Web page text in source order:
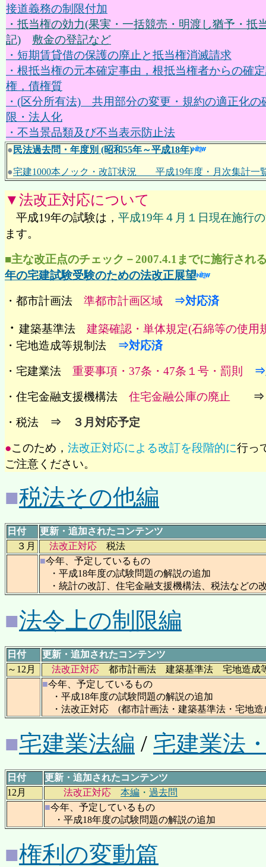
接道義務の制限付加
・抵当権の効力(果実・一括競売・明渡し猶予・抵
記)
敷金の登記など
・短期賃貸借の保護の廃止と抵当権消滅請求
・根抵当権の元本確定事由，根抵当権者からの確
権，債権質
・(区分所有法) 共用部分の変更・規約の適正化の
限・法人化
・不当景品類及び不当表示防止法
● 民法過去問・ 年度別 (昭和55年～平成18年)
●宅建1000本ノック・改訂状況 平成19年度・月次集計一
▼法改正対応について
平成19年の試験は， 平成19年４月１日現在施行
ます。
■主な改正点のチェック－2007.4.1までに施行さ
年の宅建試験受験のための法改正展望
・都市計画法 準都市計画区域 ⇒対応済
・ 建築基準法 建築確認・単体規定(石綿等の使
・宅地造成等規制法 ⇒対応済
・宅建業法 重要事項・37条・47条１号・罰則 ⇒
・住宅金融支援機構法 住宅金融公庫の廃止 ⇒
・税法 ⇒ ３月対応予定
●このため， 法改正対応による改訂を段階的に行っ
ご注意ください。
■税法その他編
日付
更新・追加されたコンテンツ
３月
法改正対応 税法
■今年、予定しているもの
・平成18年度の試験問題の解説の追加
・統計の改訂、住宅金融支援機構法、税法などの
■法令上の制限編
日付
更新・追加されたコンテンツ
～12月
法改正対応 都市計画法 建築基準法 宅地造成
■今年、予定しているもの
・平成18年度の試験問題の解説の追加
・法改正対応 (都市計画法・建築基準法・宅地造
■宅建業法編 / 宅建業法
日付
更新・追加されたコンテンツ
12月
法改正対応 本編 ・ 過去問
■今年、予定しているもの
・平成18年度の試験問題の解説の追加
■権利の変動篇